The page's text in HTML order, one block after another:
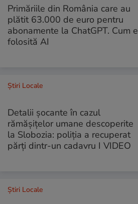
Primăriile din România care au
plătit 63.000 de euro pentru
abonamente la ChatGPT. Cum e
folosită AI
Știri Locale
Detalii șocante în cazul
rămășițelor umane descoperite
la Slobozia: poliția a recuperat
părți dintr-un cadavru I VIDEO
Știri Locale